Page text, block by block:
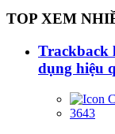
TOP XEM
Trackback
dụng hiệu
3643